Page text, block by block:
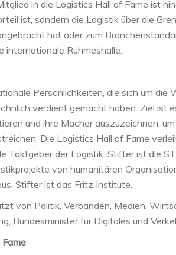
in die Logistics Hall of Fame ist
ist, sondern die Logistik über die
hat oder zum
Ruhmeshalle.
Persönlichkeiten, die sich um die
verdient gemacht haben. Ziel ist
und ihre Macher auszuzeichnen,
Die Logistics Hall of Fame
Taktgeber der Logistik. Stifter ist die
von humanitären
Stifter ist das Fritz Institute.
von Politik, Verbänden, Medien,
Bundesminister für Digitales und